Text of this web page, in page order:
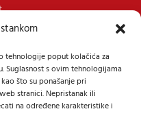
tehnologije poput kolačića za
s ovim tehnologijama
što su ponašanje pri
stranici. Nepristanak ili
na određene karakteristike i